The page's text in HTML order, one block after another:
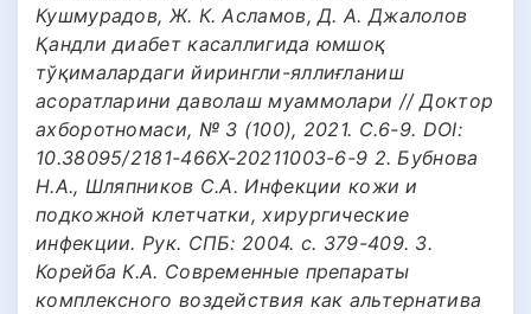
Кушмурадов, Ж. К. Асламов, Д. А. Джалолов
Қандли диабет касаллигида юмшоқ
тўқималардаги йирингли-яллиғланиш
асоратларини даволаш муаммолари // Доктор
ахборотномаси, № 3 (100), 2021. С.6-9. DOI:
10.38095/2181-466X-20211003-6-9 2. Бубнова
Н.А., Шляпников С.А. Инфекции кожи и
подкожной клетчатки, хирургические
инфекции. Рук. СПБ: 2004. с. 379-409. 3.
Корейба К.А. Современные препараты
комплексного воздействия как альтернатива